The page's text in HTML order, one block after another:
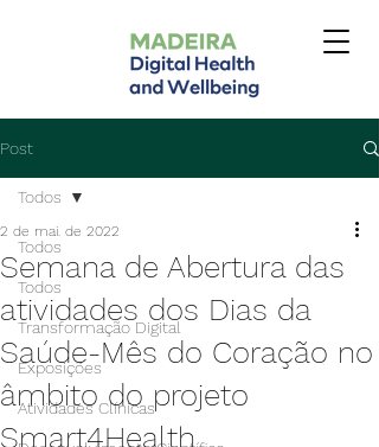
Post
Todos
Todos
Transformação Digital
Exposições
Atividades Clínicas
Todos
Semana de Abertura das
atividades dos Dias da
Saúde-Mês do Coração no
âmbito do projeto
Smart4Health
2 de mai. de 2022